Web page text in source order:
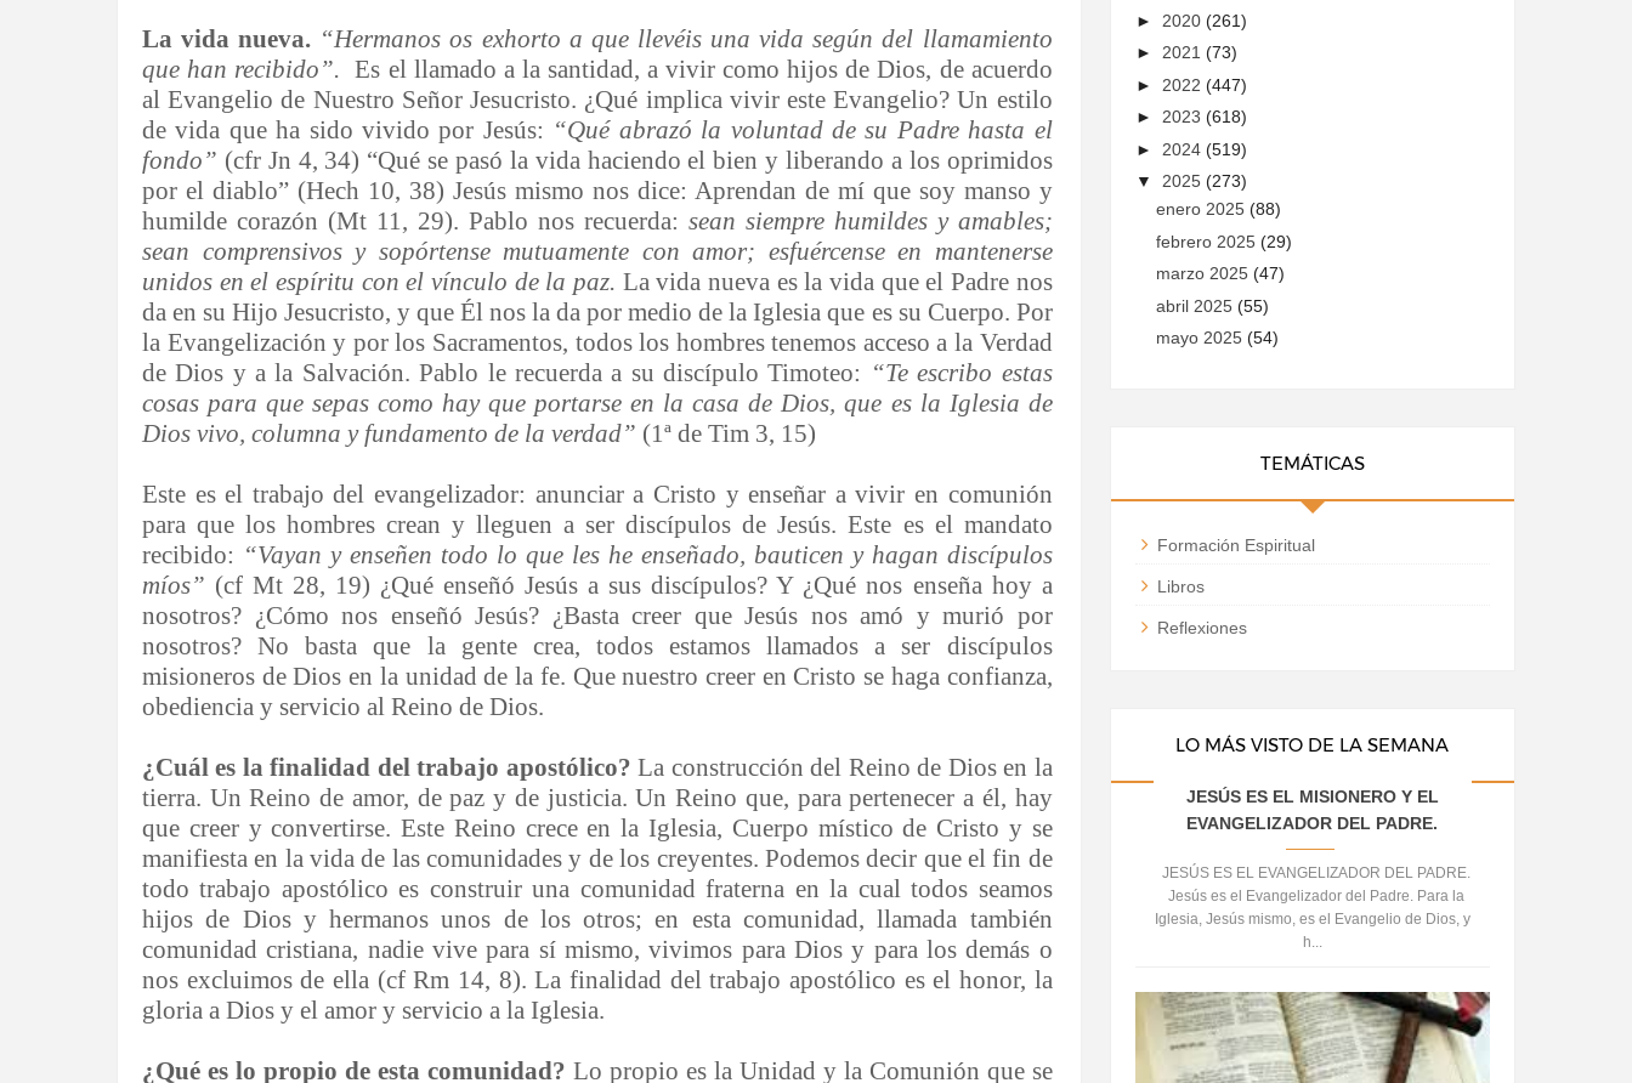
La vida nueva. “Hermanos os exhorto a que llevéis una vida según del llamamiento
que han recibido”. Es el llamado a la santidad, a vivir como hijos de Dios, de acuerdo
al Evangelio de Nuestro Señor Jesucristo. ¿Qué implica vivir este Evangelio? Un estilo
de vida que ha sido vivido por Jesús: “Qué abrazó la voluntad de su Padre hasta el
fondo” (cfr Jn 4, 34) “Qué se pasó la vida haciendo el bien y liberando a los oprimidos
por el diablo” (Hech 10, 38) Jesús mismo nos dice: Aprendan de mí que soy manso y
humilde corazón (Mt 11, 29). Pablo nos recuerda: sean siempre humildes y amables;
sean comprensivos y sopórtense mutuamente con amor; esfuércense en mantenerse
unidos en el espíritu con el vínculo de la paz. La vida nueva es la vida que el Padre nos
da en su Hijo Jesucristo, y que Él nos la da por medio de la Iglesia que es su Cuerpo. Por
la Evangelización y por los Sacramentos, todos los hombres tenemos acceso a la Verdad
de Dios y a la Salvación. Pablo le recuerda a su discípulo Timoteo: “Te escribo estas
cosas para que sepas como hay que portarse en la casa de Dios, que es la Iglesia de
Dios vivo, columna y fundamento de la verdad” (1ª de Tim 3, 15)
Este es el trabajo del evangelizador: anunciar a Cristo y enseñar a vivir en comunión
para que los hombres crean y lleguen a ser discípulos de Jesús. Este es el mandato
recibido: “Vayan y enseñen todo lo que les he enseñado, bauticen y hagan discípulos
míos” (cf Mt 28, 19) ¿Qué enseñó Jesús a sus discípulos? Y ¿Qué nos enseña hoy a
nosotros? ¿Cómo nos enseñó Jesús? ¿Basta creer que Jesús nos amó y murió por
nosotros? No basta que la gente crea, todos estamos llamados a ser discípulos
misioneros de Dios en la unidad de la fe. Que nuestro creer en Cristo se haga confianza,
obediencia y servicio al Reino de Dios.
¿Cuál es la finalidad del trabajo apostólico?La construcción del Reino de Dios en la
tierra. Un Reino de amor, de paz y de justicia. Un Reino que, para pertenecer a él, hay
que creer y convertirse. Este Reino crece en la Iglesia, Cuerpo místico de Cristo y se
manifiesta en la vida de las comunidades y de los creyentes. Podemos decir que el fin de
todo trabajo apostólico es construir una comunidad fraterna en la cual todos seamos
hijos de Dios y hermanos unos de los otros; en esta comunidad, llamada también
comunidad cristiana, nadie vive para sí mismo, vivimos para Dios y para los demás o
nos excluimos de ella (cf Rm 14, 8). La finalidad del trabajo apostólico es el honor, la
gloria a Dios y el amor y servicio a la Iglesia.
¿Qué es lo propio de esta comunidad? Lo propio es la Unidad y la Comunión que se
► 2020 (261)
► 2021 (73)
► 2022 (447)
► 2023 (618)
► 2024 (519)
▼ 2025 (273)
enero 2025 (88)
febrero 2025 (29)
marzo 2025 (47)
abril 2025 (55)
mayo 2025 (54)
TEMÁTICAS
Formación Espiritual
Libros
Reflexiones
LO MÁS VISTO DE LA SEMANA
JESÚS ES EL MISIONERO Y EL
EVANGELIZADOR DEL PADRE.
JESÚS ES EL EVANGELIZADOR DEL PADRE.
Jesús es el Evangelizador del Padre. Para la
Iglesia, Jesús mismo, es el Evangelio de Dios, y
h...